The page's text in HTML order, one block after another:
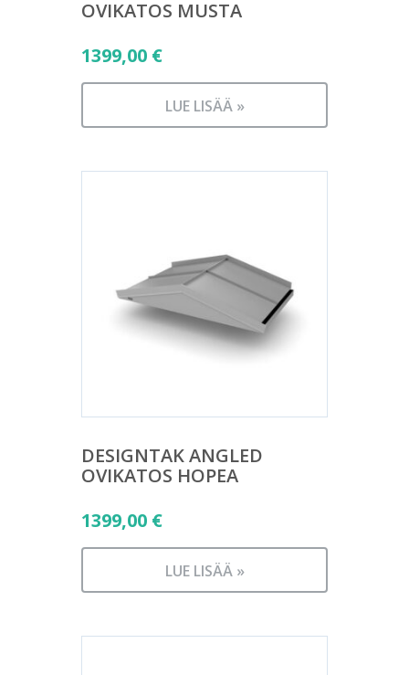
OVIKATOS MUSTA
1399,00 €
LUE LISÄÄ »
DESIGNTAK ANGLED
OVIKATOS HOPEA
1399,00 €
LUE LISÄÄ »